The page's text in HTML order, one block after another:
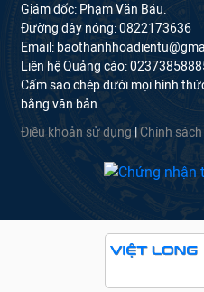
Giám đốc: Phạm Văn Báu.
Đường dây nóng: 0822173636
Email:
Liên hệ Quảng cáo:
Cấm sao chép dưới mọi hình
bằng văn bản.
Điều khoản sử dụng Chính